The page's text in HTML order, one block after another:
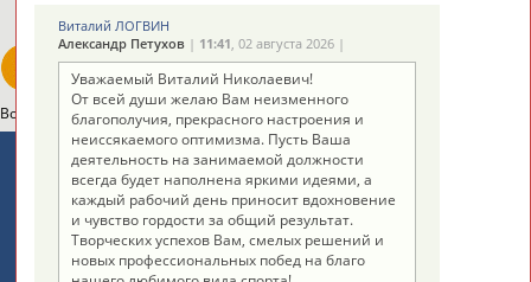
Вопросы сотрудничества и совместной деятельности
Стадион, 1998-2026
Разработка и поддержка ООО НАИТ «Стадион»
Адресов в новостной рассылке: 996
Подпишись
Виталий ЛОГВИН
Александр Петухов| 11:41, 02 августа 2026 |
Уважаемый Виталий Николаевич!
От всей души желаю Вам неизменного
благополучия, прекрасного настроения и
неиссякаемого оптимизма. Пусть Ваша
деятельность на занимаемой должности
всегда будет наполнена яркими идеями, а
каждый рабочий день приносит вдохновение
и чувство гордости за общий результат.
Творческих успехов Вам, смелых решений и
новых профессиональных побед на благо